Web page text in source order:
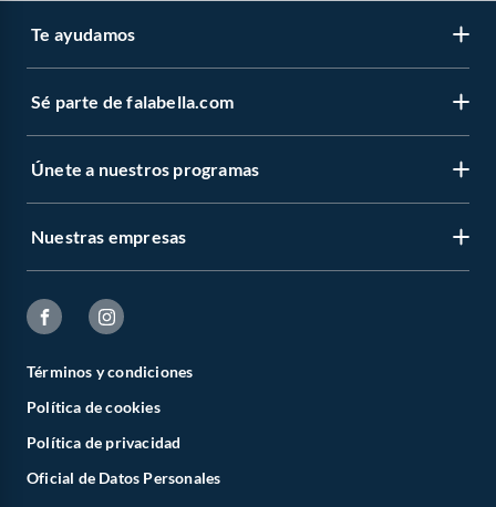
Te ayudamos
Sé parte de falabella.com
Únete a nuestros programas
Nuestras empresas
Términos y condiciones
Política de cookies
Política de privacidad
Oficial de Datos Personales